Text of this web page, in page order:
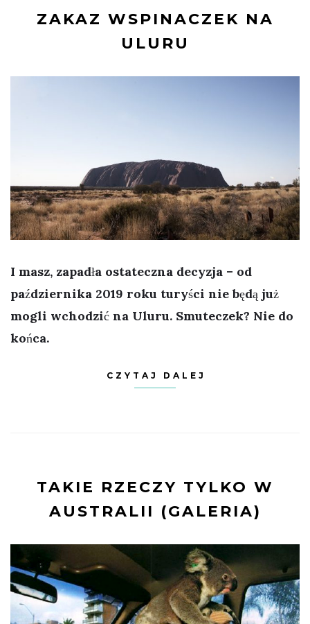
ZAKAZ WSPINACZEK NA
ULURU
I masz, zapadła ostateczna decyzja – od
października 2019 roku turyści nie będą już
mogli wchodzić na Uluru. Smuteczek? Nie do
końca.
CZYTAJ DALEJ
TAKIE RZECZY TYLKO W
AUSTRALII (GALERIA)